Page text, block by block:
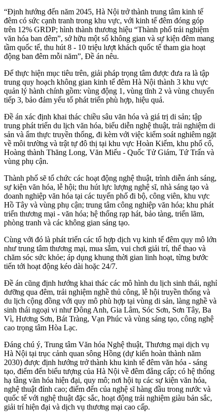
“Định hướng đến năm 2045, Hà Nội trở thành trung tâm kinh tế
đêm có sức cạnh tranh trong khu vực, với kinh tế đêm đóng góp
trên 12% GRDP; hình thành thương hiệu “Thành phố trải nghiệm
văn hóa ban đêm”, sở hữu một số không gian và sự kiện đêm mang
tầm quốc tế, thu hút 8 - 10 triệu lượt khách quốc tế tham gia hoạt
động ban đêm mỗi năm”, Đề án nêu.
Để thực hiện mục tiêu trên, giải pháp trọng tâm được đưa ra là tập
trung quy hoạch không gian kinh tế đêm Hà Nội thành 3 khu vực
quản lý hành chính gồm: vùng động 1, vùng tĩnh 2 và vùng chuyển
tiếp 3, bảo đảm yếu tố phát triển phù hợp, hiệu quả.
Đề án xác định khai thác chiều sâu văn hóa và giá trị di sản; tập
trung phát triển du lịch văn hóa, biểu diễn nghệ thuật, trải nghiệm di
sản và ẩm thực truyền thống, đi kèm với việc kiểm soát nghiêm ngặt
về môi trường và trật tự đô thị tại khu vực Hoàn Kiếm, khu phố cổ,
Hoàng thành Thăng Long, Văn Miếu - Quốc Tử Giám, Tứ Trấn và
vùng phụ cận.
Thành phố sẽ tổ chức các hoạt động nghệ thuật, trình diễn ánh sáng,
sự kiện văn hóa, lễ hội; thu hút lực lượng nghệ sĩ, nhà sáng tạo và
doanh nghiệp văn hóa tại các tuyến phố đi bộ, công viên, khu vực
Hồ Tây và vùng phụ cận; trung tâm công nghiệp văn hóa; khu phát
triển thương mại - văn hóa; hệ thống rạp hát, bảo tàng, triển lãm,
phòng tranh và các không gian sáng tạo.
Cùng với đó là phát triển các tổ hợp dịch vụ kinh tế đêm quy mô lớn
như trung tâm thương mại, mua sắm, vui chơi giải trí, thể thao và
chăm sóc sức khỏe; áp dụng khung thời gian linh hoạt, từng bước
tiến tới hoạt động kéo dài hoặc 24/7.
Đề án cũng định hướng khai thác các mô hình du lịch sinh thái, nghỉ
dưỡng qua đêm, trải nghiệm nghề thủ công, lễ hội truyền thống và
du lịch cộng đồng với quy mô phù hợp tại vùng di sản, làng nghề và
sinh thái ngoại vi như Đông Anh, Gia Lâm, Sóc Sơn, Sơn Tây, Ba
Vì, Hương Sơn, Bát Tràng, Vạn Phúc và vùng sáng tạo, công nghệ
cao trọng tâm Hòa Lạc.
Đáng chú ý, Trung tâm Văn hóa Nghệ thuật, Thương mại dịch vụ
Hà Nội tại trục cảnh quan sông Hồng (dự kiến hoàn thành năm
2030) được định hướng trở thành khu kinh tế đêm văn hóa - sáng
tạo, điểm đến biểu tượng của Hà Nội về đêm đẳng cấp; có hệ thống
hạ tầng văn hóa hiện đại, quy mô; nơi hội tụ các sự kiện văn hóa,
nghệ thuật đỉnh cao; điểm đến của nghệ sĩ hàng đầu trong nước và
quốc tế với nghệ thuật đặc sắc, hoạt động trải nghiệm giàu bản sắc,
giải trí hiện đại và dịch vụ thương mại cao cấp.